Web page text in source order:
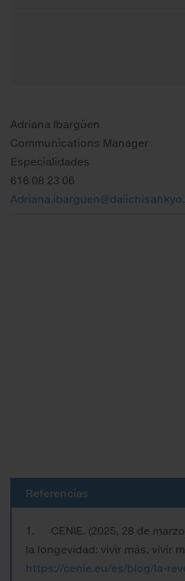
Adriana Ibargüen
Communications Manager
Especialidades
616 08 23 06
Referencias
1. CENIE. (2025, 28 de
la longevidad: vivir más, vivir
https://cenie.eu/es/blog/la-